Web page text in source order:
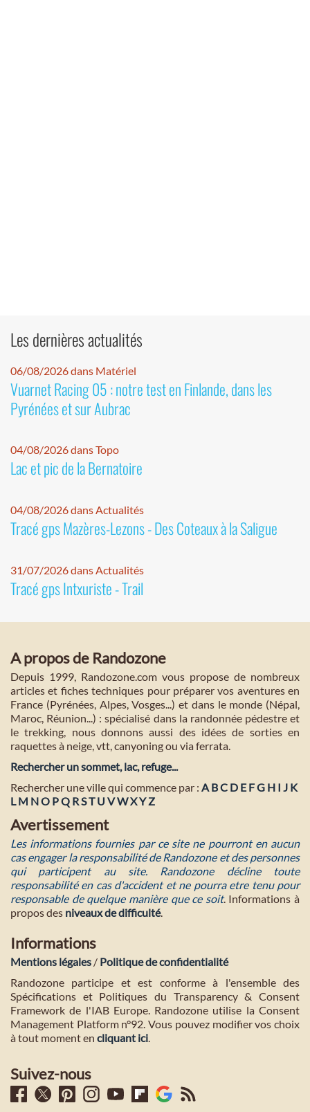
Les dernières actualités
06/08/2026 dans Matériel
Vuarnet Racing 05 : notre test en Finlande, dans les
Pyrénées et sur Aubrac
04/08/2026 dans Topo
Lac et pic de la Bernatoire
04/08/2026 dans Actualités
Tracé gps Mazères-Lezons - Des Coteaux à la Saligue
31/07/2026 dans Actualités
Tracé gps Intxuriste - Trail
A propos de Randozone
Depuis 1999, Randozone.com vous propose de nombreux
articles et fiches techniques pour préparer vos aventures en
France (Pyrénées, Alpes, Vosges...) et dans le monde (Népal,
Maroc, Réunion...) : spécialisé dans la randonnée pédestre et
le trekking, nous donnons aussi des idées de sorties en
raquettes à neige, vtt, canyoning ou via ferrata.
Rechercher un sommet, lac, refuge...
Rechercher une ville qui commence par : A BC D E FG H I J K
L M NO PQ R ST U VWXY Z
Avertissement
Les informations fournies par ce site ne pourront en aucun
cas engager la responsabilité de Randozone et des personnes
qui participent au site. Randozone décline toute
responsabilité en cas d'accident et ne pourra etre tenu pour
responsable de quelque manière que ce soit. Informations à
propos des niveaux de difficulté.
Informations
Mentions légales / Politique de confidentialité
Randozone participe et est conforme à l'ensemble des
Spécifications et Politiques du Transparency & Consent
Framework de l'IAB Europe. Randozone utilise la Consent
Management Platform n°92. Vous pouvez modifier vos choix
à tout moment en cliquant ici
Suivez-nous